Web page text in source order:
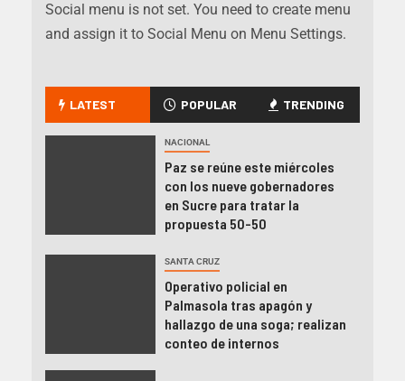
Social menu is not set. You need to create menu
and assign it to Social Menu on Menu Settings.
LATEST POPULAR TRENDING
NACIONAL
Paz se reúne este miércoles
con los nueve gobernadores
en Sucre para tratar la
propuesta 50-50
SANTA CRUZ
Operativo policial en
Palmasola tras apagón y
hallazgo de una soga; realizan
conteo de internos